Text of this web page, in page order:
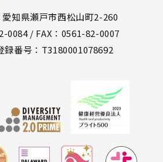
知県瀬戸市西松山町2-260
0084 / FAX：0561-82-0007
録番号：T3180001078692